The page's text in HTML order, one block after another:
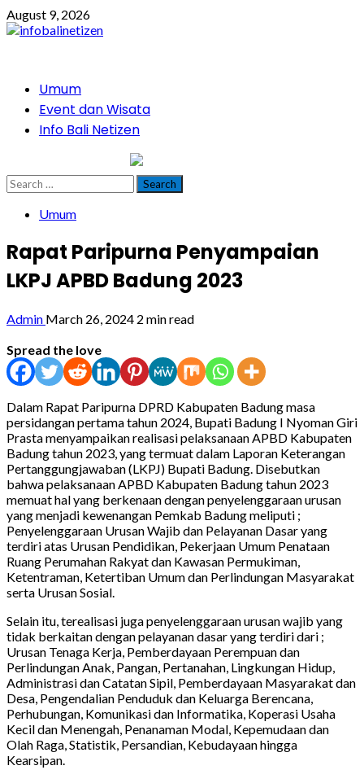
Skip
to
August 9, 2026
PrimaryUmum
Event dan Wisata
Info Bali Netizen
Search
for:
Umum
Rapat Paripurna Penyampaian
LKPJ APBD Badung 2023
Admin March 26, 2024 2 min read
Spread the love
Dalam Rapat Paripurna DPRD Kabupaten Badung masa
persidangan pertama tahun 2024, Bupati Badung I Nyoman Giri
Prasta menyampaikan realisasi pelaksanaan APBD Kabupaten
Badung tahun 2023, yang termuat dalam Laporan Keterangan
Pertanggungjawaban (LKPJ) Bupati Badung. Disebutkan
bahwa pelaksanaan APBD Kabupaten Badung tahun 2023
memuat hal yang berkenaan dengan penyelenggaraan urusan
yang menjadi kewenangan Pemkab Badung meliputi ;
Penyelenggaraan Urusan Wajib dan Pelayanan Dasar yang
terdiri atas Urusan Pendidikan, Pekerjaan Umum Penataan
Ruang Perumahan Rakyat dan Kawasan Permukiman,
Ketentraman, Ketertiban Umum dan Perlindungan Masyarakat
serta Urusan Sosial.
Selain itu, terealisasi juga penyelenggaraan urusan wajib yang
tidak berkaitan dengan pelayanan dasar yang terdiri dari ;
Urusan Tenaga Kerja, Pemberdayaan Perempuan dan
Perlindungan Anak, Pangan, Pertanahan, Lingkungan Hidup,
Administrasi dan Catatan Sipil, Pemberdayaan Masyarakat dan
Desa, Pengendalian Penduduk dan Keluarga Berencana,
Perhubungan, Komunikasi dan Informatika, Koperasi Usaha
Kecil dan Menengah, Penanaman Modal, Kepemudaan dan
Olah Raga, Statistik, Persandian, Kebudayaan hingga
Kearsipan.